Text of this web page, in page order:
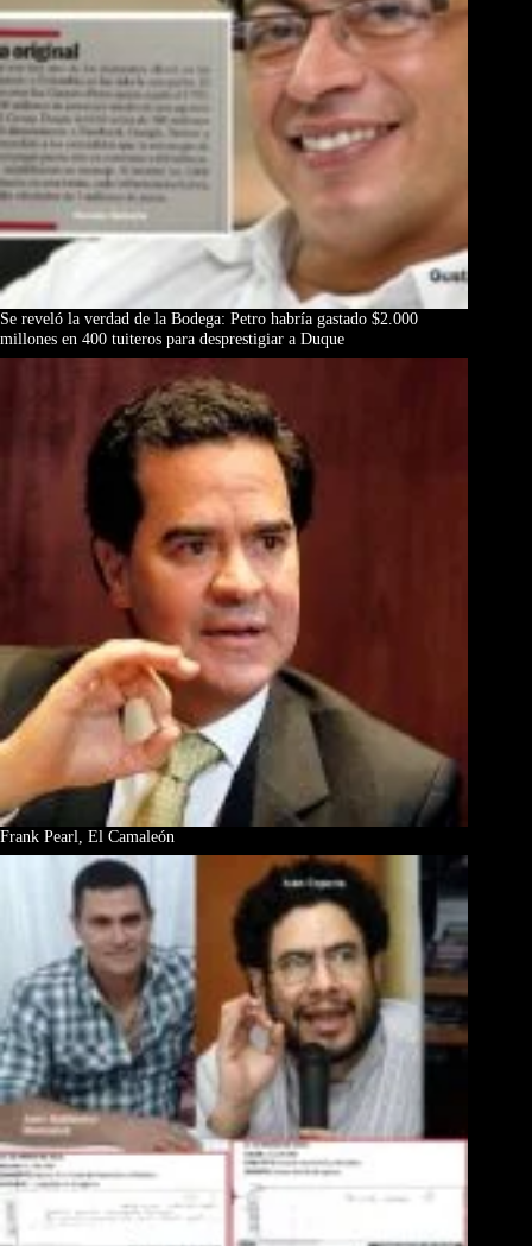
Se reveló la verdad de la Bodega: Petro habría gastado $2.000
millones en 400 tuiteros para desprestigiar a Duque
Frank Pearl, El Camaleón